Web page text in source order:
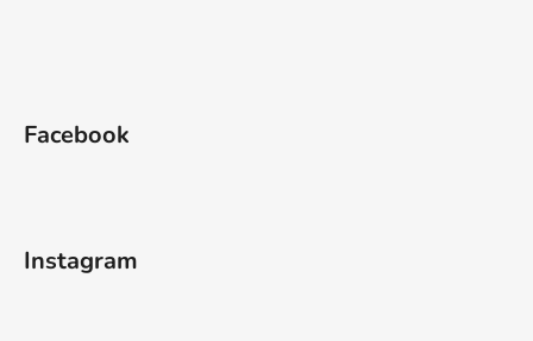
Facebook
Instagram